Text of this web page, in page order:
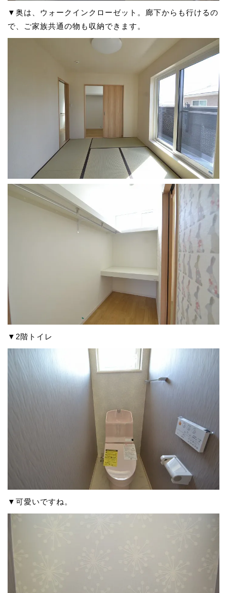
▼奥は、ウォークインクローゼット。廊下からも行けるの
で、ご家族共通の物も収納できます。
▼2階トイレ
▼可愛いですね。